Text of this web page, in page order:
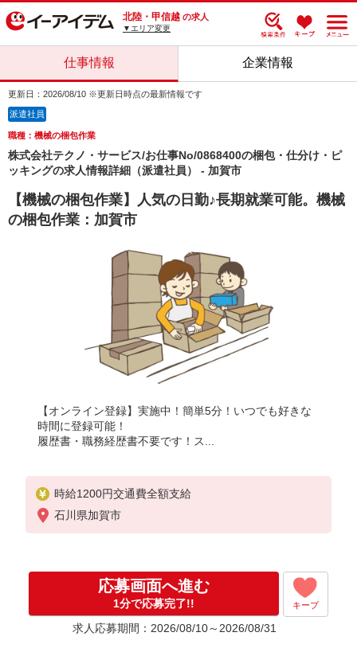
北陸・甲信越 の求人
▼エリア変更
仕事情報 企業情報
更新日：2026/08/10 ※更新日時点の最新情報です
派遣社員
職種：機械の梱包作業
株式会社テクノ・サービス/お仕事No/0868400の梱包・仕分け・ピ
ッキングの求人情報詳細（派遣社員） - 加賀市
【機械の梱包作業】人気の日勤♪長期就業可能。機械
の梱包作業：加賀市
【オンライン登録】実施中！簡単5分！いつでも好きな
時間に登録可能！
履歴書・職務経歴書不要です！ス...
時給1200円交通費全額支給
石川県加賀市
応募画面へ進む
1分で応募完了!! キープ
求人応募期間：2026/08/10～2026/08/31